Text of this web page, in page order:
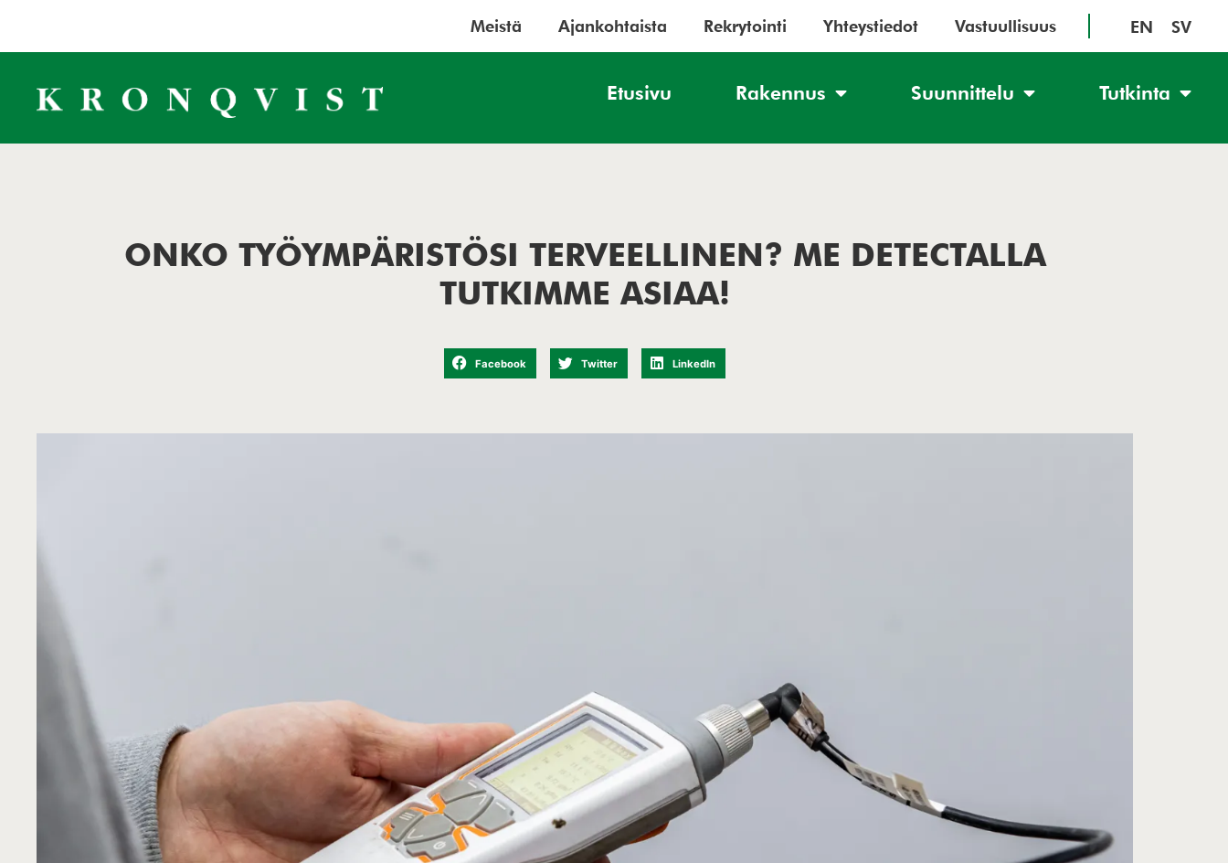
Meistä Ajankohtaista Rekrytointi Yhteystiedot Vastuullisuus EN SV
Etusivu Rakennus Suunnittelu Tutkinta
ONKO TYÖYMPÄRISTÖSI TERVEELLINEN? ME DETECTALLA
TUTKIMME ASIAA!
Facebook Twitter LinkedIn